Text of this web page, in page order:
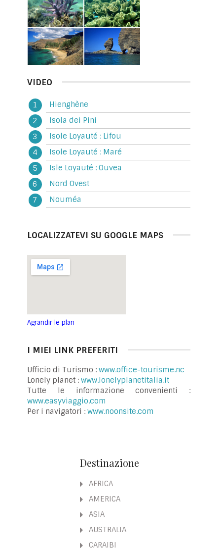
VIDEO
Hienghène
Isola dei Pini
Isole Loyauté : Lifou
Isole Loyauté : Maré
Isle Loyauté : Ouvea
Nord Ovest
Nouméa
LOCALIZZATEVI SU GOOGLE MAPS
Agrandir le plan
I MIEI LINK PREFERITI
Ufficio di Turismo : www.office-tourisme.nc
Lonely planet : www.lonelyplanetitalia.it
Tutte le informazione convenienti :
www.easyviaggio.com
Per i navigatori : www.noonsite.com
Destinazione
AFRICA
AMERICA
ASIA
AUSTRALIA
CARAIBI